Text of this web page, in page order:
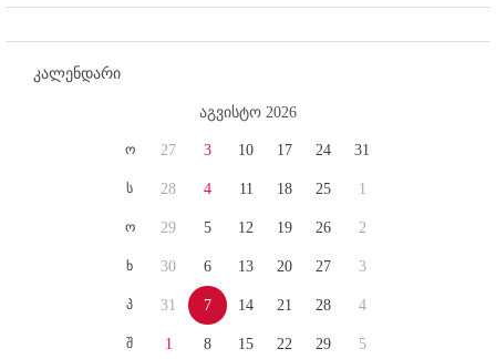
კალენდარი
აგვისტო 2026
ო
ს
ო
ხ
პ
შ
27
28
29
30
31
1
3
4
5
6
7
8
10
11
12
13
14
15
17
18
19
20
21
22
24
25
26
27
28
29
31
1
2
3
4
5